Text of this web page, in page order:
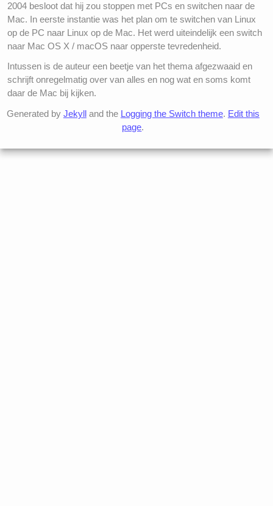
2004 besloot dat hij zou stoppen met PCs en switchen naar de
Mac. In eerste instantie was het plan om te switchen van Linux
op de PC naar Linux op de Mac. Het werd uiteindelijk een switch
naar Mac OS X / macOS naar opperste tevredenheid.
Intussen is de auteur een beetje van het thema afgezwaaid en
schrijft onregelmatig over van alles en nog wat en soms komt
daar de Mac bij kijken.
Generated by Jekylland the Logging the Switch theme. Edit this
page.